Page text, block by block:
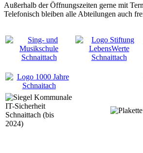
Außerhalb der Öffnungszeiten gerne mit
Telefonisch bleiben alle Abteilungen auch